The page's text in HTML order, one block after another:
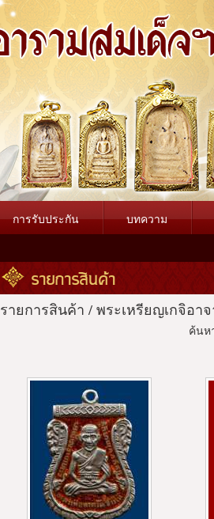
การรับประกัน บทความ
รายการสินค้า
รายการสินค้า / พระเหรียญเกจิอาจ
ค้นห